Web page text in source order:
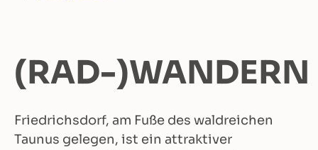
(RAD-)WANDERN
Friedrichsdorf, am Fuße des waldreichen
Taunus gelegen, ist ein attraktiver